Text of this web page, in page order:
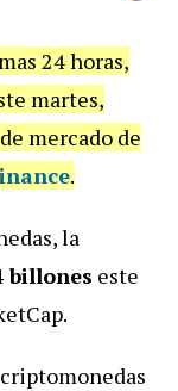
24 horas,
martes,
mercado de
.
la
billones este